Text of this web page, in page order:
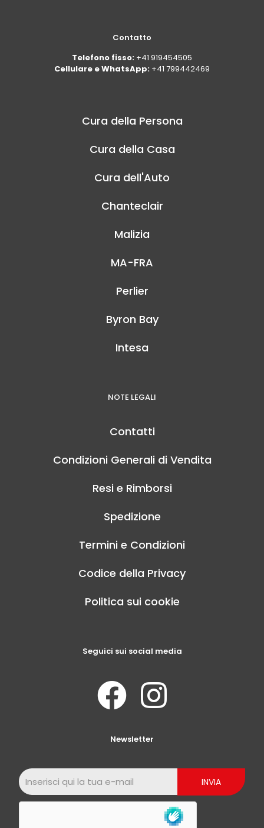
Contatto
Telefono fisso: +41 919454505
Cellulare e WhatsApp: +41 799442469
Cura della Persona
Cura della Casa
Cura dell'Auto
Chanteclair
Malizia
MA-FRA
Perlier
Byron Bay
Intesa
NOTE LEGALI
Contatti
Condizioni Generali di Vendita
Resi e Rimborsi
Spedizione
Termini e Condizioni
Codice della Privacy
Politica sui cookie
Seguici sui social media
Newsletter